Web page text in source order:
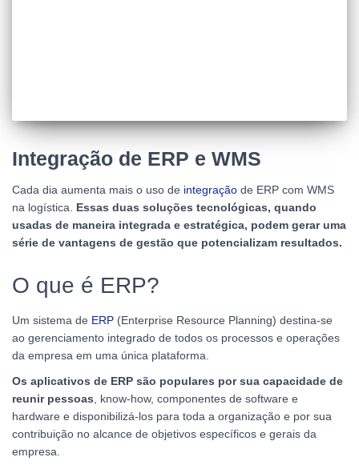
Integração de ERP e WMS
Cada dia aumenta mais o uso de integração de ERP com WMS
na logística. Essas duas soluções tecnológicas, quando
usadas de maneira integrada e estratégica, podem gerar uma
série de vantagens de gestão que potencializam resultados.
O que é ERP?
Um sistema de ERP (Enterprise Resource Planning) destina-se
ao gerenciamento integrado de todos os processos e operações
da empresa em uma única plataforma.
Os aplicativos de ERP são populares por sua capacidade de
reunir pessoas , know-how, componentes de software e
hardware e disponibilizá-los para toda a organização e por sua
contribuição no alcance de objetivos específicos e gerais da
empresa.